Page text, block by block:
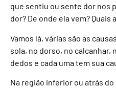
que sentiu ou sente dor nos
dor? De onde ela vem? Quais
Vamos lá, várias são as
sola, no dorso, no calcanhar,
dedos e cada uma tem sua
Na região inferior ou atrás